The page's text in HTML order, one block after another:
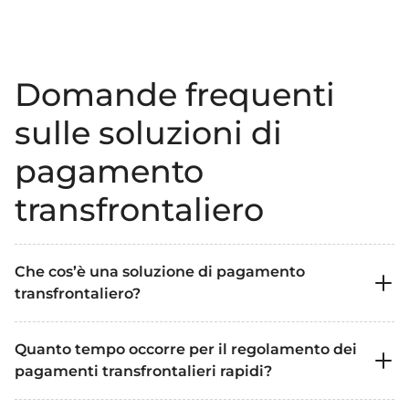
Domande frequenti
sulle soluzioni di
pagamento
transfrontaliero
Che cos’è una soluzione di pagamento
transfrontaliero?
un servizio finanziario che consente il
trasferimento di fondi tra due parti situate in
paesi diversi. Queste soluzioni spesso includono
Quanto tempo occorre per il regolamento dei
pagamenti transfrontalieri rapidi?